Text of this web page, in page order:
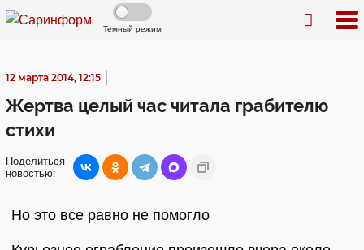
Темный режим
12 марта 2014, 12:15
Жертва целый час читала грабителю
стихи
Поделиться
новостью:
Но это все равно не помогло